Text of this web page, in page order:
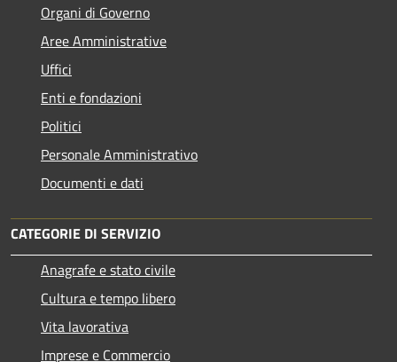
Organi di Governo
Aree Amministrative
Uffici
Enti e fondazioni
Politici
Personale Amministrativo
Documenti e dati
CATEGORIE DI SERVIZIO
Anagrafe e stato civile
Cultura e tempo libero
Vita lavorativa
Imprese e Commercio